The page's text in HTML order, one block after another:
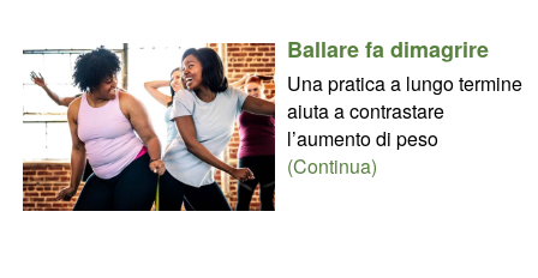
Ballare fa dimagrire
Una pratica a lungo termine
aiuta a contrastare
l’aumento di peso
(Continua)